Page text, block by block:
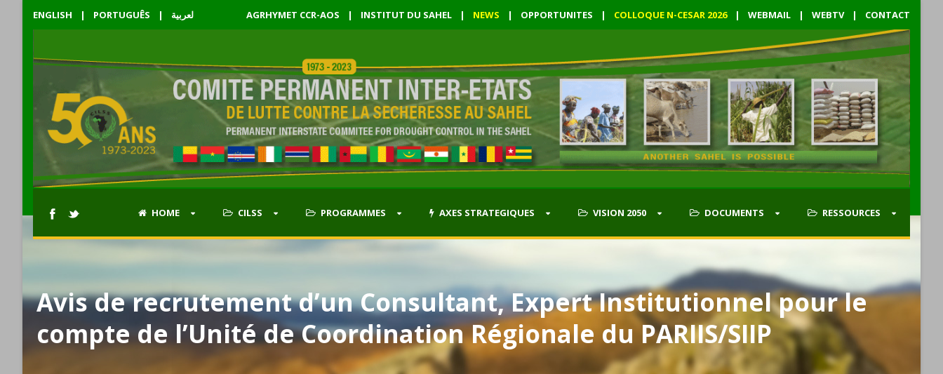
ENGLISH | PORTUGUÊS | لعربية AGRHYMET CCR-AOS | INSTITUT DU SAHEL | NEWS | OPPORTUNITES | COLLOQUE N-CESAR 2026 | WEBMAIL | WEBTV | CONTACT
HOME CILSS PROGRAMMES AXES STRATEGIQUES VISION 2050 DOCUMENTS RESSOURCES
Avis de recrutement d’un Consultant, Expert Institutionnel pour le
compte de l’Unité de Coordination Régionale du PARIIS/SIIP